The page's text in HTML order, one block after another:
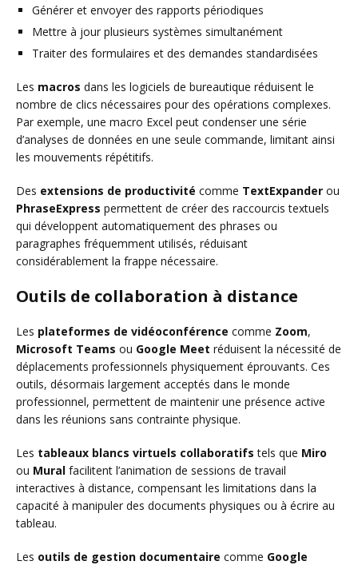
Générer et envoyer des rapports périodiques
Mettre à jour plusieurs systèmes simultanément
Traiter des formulaires et des demandes standardisées
Les macros dans les logiciels de bureautique réduisent le
nombre de clics nécessaires pour des opérations complexes.
Par exemple, une macro Excel peut condenser une série
d’analyses de données en une seule commande, limitant ainsi
les mouvements répétitifs.
Des extensions de productivité comme TextExpander ou
PhraseExpress permettent de créer des raccourcis textuels
qui développent automatiquement des phrases ou
paragraphes fréquemment utilisés, réduisant
considérablement la frappe nécessaire.
Outils de collaboration à distance
Les plateformes de vidéoconférence comme Zoom,
Microsoft Teams ou Google Meet réduisent la nécessité de
déplacements professionnels physiquement éprouvants. Ces
outils, désormais largement acceptés dans le monde
professionnel, permettent de maintenir une présence active
dans les réunions sans contrainte physique.
Les tableaux blancs virtuels collaboratifs tels que Miro
ou Mural facilitent l’animation de sessions de travail
interactives à distance, compensant les limitations dans la
capacité à manipuler des documents physiques ou à écrire au
tableau.
Les outils de gestion documentaire comme Google